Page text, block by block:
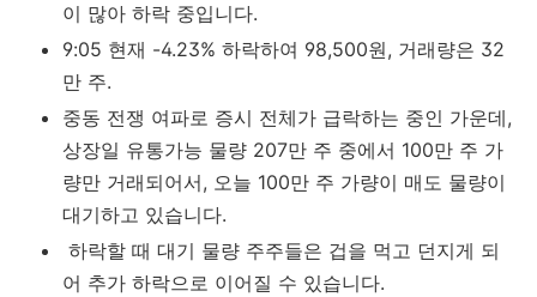
이 많아 하락 중입니다.
9:05 현재 -4.23% 하락하여 98,500원, 거래량은 32
만 주.
중동 전쟁 여파로 증시 전체가 급락하는 중인 가운데,
상장일 유통가능 물량 207만 주 중에서 100만 주 가
량만 거래되어서, 오늘 100만 주 가량이 매도 물량이
대기하고 있습니다.
하락할 때 대기 물량 주주들은 겁을 먹고 던지게 되
어 추가 하락으로 이어질 수 있습니다.